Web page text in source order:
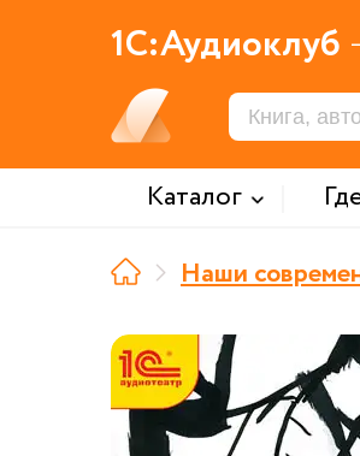
1С:Аудиоклуб
Каталог
Наши